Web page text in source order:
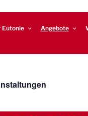
Eutonie Angebote